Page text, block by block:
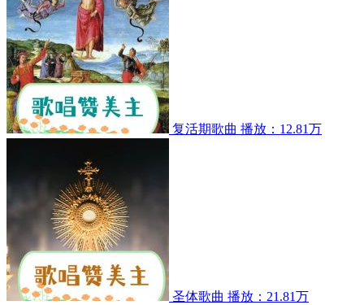
复活期歌曲 播放：12.81万
圣体歌曲 播放：21.81万